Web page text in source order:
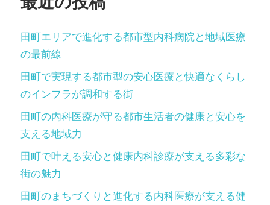
送
り
田町エリアで進化する都市型内科病院と地域医療
の最前線
田町で実現する都市型の安心医療と快適なくらし
のインフラが調和する街
田町の内科医療が守る都市生活者の健康と安心を
支える地域力
田町で叶える安心と健康内科診療が支える多彩な
街の魅力
田町のまちづくりと進化する内科医療が支える健